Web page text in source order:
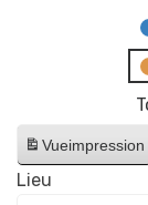
Vueimpression
Lieu